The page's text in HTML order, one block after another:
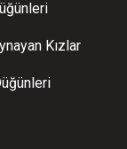
Kızlar